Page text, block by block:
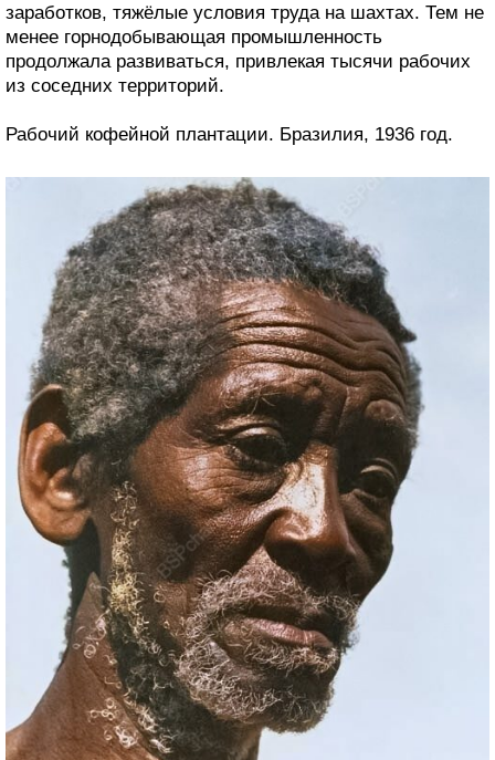
заработков, тяжёлые условия труда на шахтах. Тем не
менее горнодобывающая промышленность
продолжала развиваться, привлекая тысячи рабочих
из соседних территорий.
Рабочий кофейной плантации. Бразилия, 1936 год.